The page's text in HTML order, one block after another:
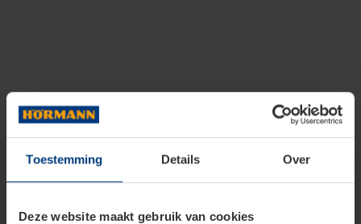
Toestemming Details Over
Deze website maakt gebruik van cookies